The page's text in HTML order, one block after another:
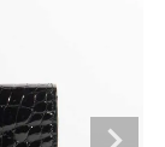
ーワ #キー